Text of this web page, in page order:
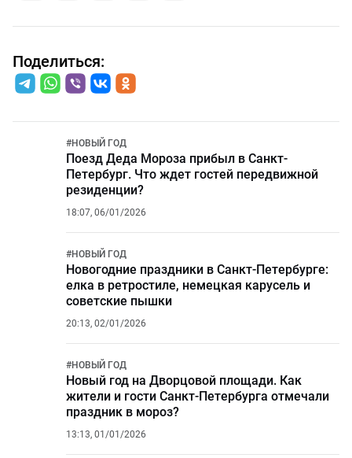
Поделиться:
#НОВЫЙ ГОД
Поезд Деда Мороза прибыл в Санкт-
Петербург. Что ждет гостей передвижной
резиденции?
18:07, 06/01/2026
#НОВЫЙ ГОД
Новогодние праздники в Санкт-Петербурге:
елка в ретростиле, немецкая карусель и
советские пышки
20:13, 02/01/2026
#НОВЫЙ ГОД
Новый год на Дворцовой площади. Как
жители и гости Санкт-Петербурга отмечали
праздник в мороз?
13:13, 01/01/2026